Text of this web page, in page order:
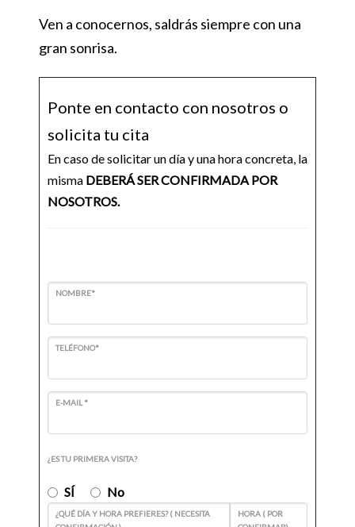
Ven a conocernos, saldrás siempre con una
gran sonrisa.
Ponte en contacto con nosotros o
solicita tu cita
En caso de solicitar un día y una hora concreta, la
misma DEBERÁ SER CONFIRMADA POR
NOSOTROS.
NOMBRE*
TELÉFONO*
E-MAIL *
¿ES TU PRIMERA VISITA?
SÍ No
¿QUÉ DÍA Y HORA PREFIERES? ( NECESITA
HORA ( POR